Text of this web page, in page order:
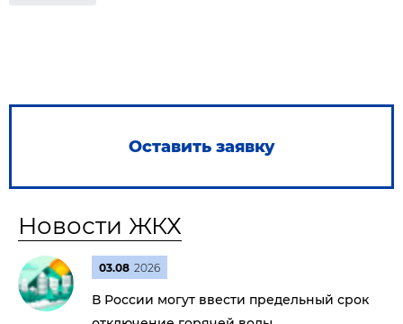
Оставить заявку
Новости ЖКХ
03.08 2026
В России могут ввести предельный срок